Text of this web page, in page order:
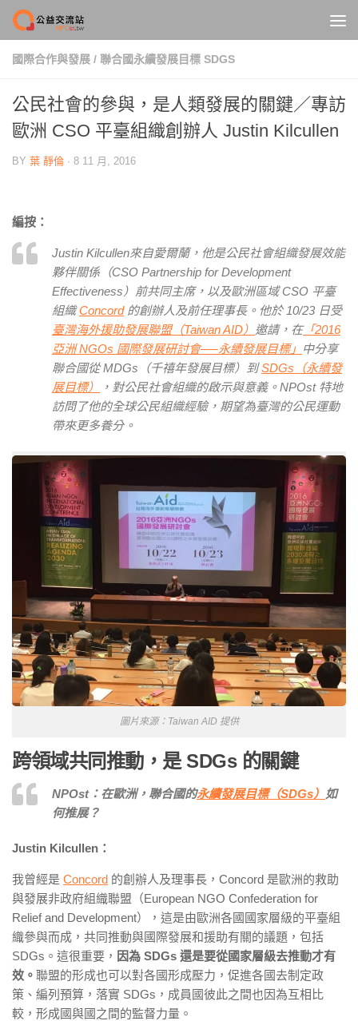
Skip to content
國際合作與發展 / 聯合國永續發展目標 SDGS
公民社會的參與，是人類發展的關鍵／專訪
歐洲 CSO 平臺組織創辦人 Justin Kilcullen
BY 葉 靜倫 · 8 11 月, 2016
編按：
Justin Kilcullen來自愛爾蘭，他是公民社會組織發展效能
夥伴關係（CSO Partnership for Development
Effectiveness）前共同主席，以及歐洲區域 CSO 平臺
組織Concord的創辦人及前任理事長。他於 10/23 日受
臺灣海外援助發展聯盟（Taiwan AID） 邀請，在「2016
亞洲 NGOs 國際發展研討會──永續發展目標」 中分享
聯合國從 MDGs（千禧年發展目標）到SDGs（永續發
展目標）
，對公民社會組織的啟示與意義。NPOst 特地
訪問了他的全球公民組織經驗，期望為臺灣的公民運動
帶來更多養分。
圖片來源：Taiwan AID 提供
跨領域共同推動，是SDGs 的關鍵
NPOst：在歐洲，聯合國的永續發展目標（SDGs） 如
何推展？
Justin Kilcullen：
我曾經是 Concord 的創辦人及理事長，Concord 是歐洲的救助
與發展非政府組織聯盟（European NGO Confederation for
Relief and Development），這是由歐洲各國國家層級的平臺組
織參與而成，共同推動與國際發展和援助有關的議題，包括
SDGs。這很重要， 因為 SDGs 還是要從國家層級去推動才有
效。 聯盟的形成也可以對各國形成壓力，促進各國去制定政
策、編列預算，落實 SDGs，成員國彼此之間也因為互相比
較，形成國與國之間的監督力量。